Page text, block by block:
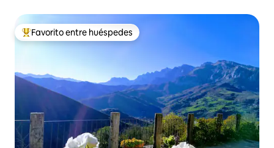
Favorito entre huéspedes preferido
Favorito entre huéspedes